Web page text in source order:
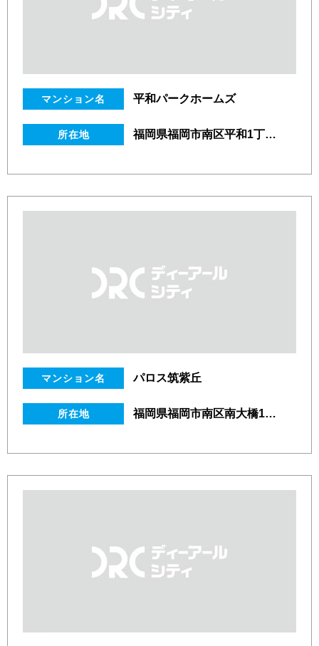
マンション名 平和パークホームズ
所在地 福岡県福岡市南区平和1丁目6番54号
マンション名 パロス筑紫丘
所在地 福岡県福岡市南区南大橋1丁目9番20号